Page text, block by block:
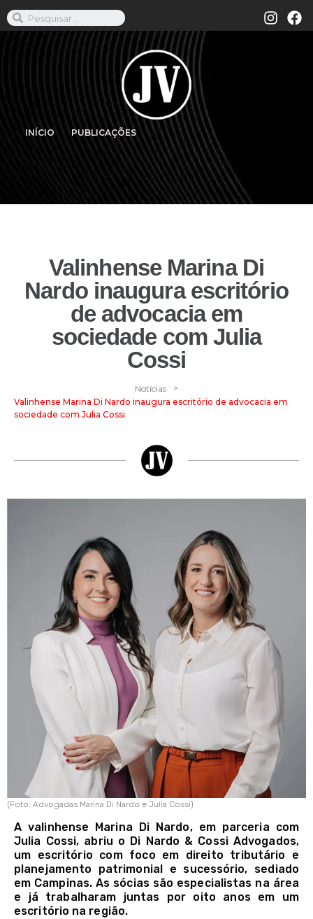
INÍCIO PUBLICAÇÕES
Valinhense Marina Di
Nardo inaugura escritório
de advocacia em
sociedade com Julia
Cossi
Notícias >
Valinhense Marina Di Nardo inaugura escritório de advocacia em
sociedade com Julia Cossi
(Foto: Advogadas Marina Di Nardo e Julia Cossi)
A valinhense Marina Di Nardo, em parceria com
Julia Cossi, abriu o Di Nardo & Cossi Advogados,
um escritório com foco em direito tributário e
planejamento patrimonial e sucessório, sediado
em Campinas. As sócias são especialistas na área
e já trabalharam juntas por oito anos em um
escritório na região.